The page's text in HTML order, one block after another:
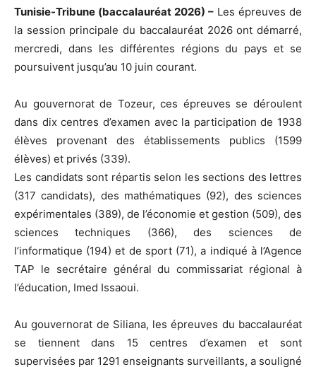
Tunisie-Tribune (baccalauréat 2026) – Les épreuves de
la session principale du baccalauréat 2026 ont démarré,
mercredi, dans les différentes régions du pays et se
poursuivent jusqu’au 10 juin courant.
Au gouvernorat de Tozeur, ces épreuves se déroulent
dans dix centres d’examen avec la participation de 1938
élèves provenant des établissements publics (1599
élèves) et privés (339).
Les candidats sont répartis selon les sections des lettres
(317 candidats), des mathématiques (92), des sciences
expérimentales (389), de l’économie et gestion (509), des
sciences techniques (366), des sciences de
l’informatique (194) et de sport (71), a indiqué à l’Agence
TAP le secrétaire général du commissariat régional à
l’éducation, Imed Issaoui.
Au gouvernorat de Siliana, les épreuves du baccalauréat
se tiennent dans 15 centres d’examen et sont
supervisées par 1291 enseignants surveillants, a souligné